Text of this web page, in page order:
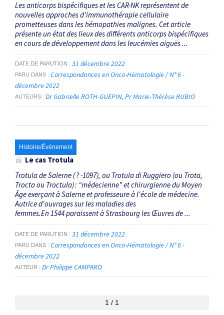
Les anticorps bispécifiques et les CAR-NK représentent de
nouvelles approches d'immunothérapie cellulaire
prometteuses dans les hémopathies malignes. Cet article
présente un état des lieux des différents anticorps bispécifiques
en cours de développement dans les leucémies aiguës ...
DATE DE PARUTION 31 décembre 2022
PARU DANS
Correspondances en Onco-Hématologie / N° 6 -
décembre 2022
AUTEURS Dr Gabrielle ROTH-GUEPIN Pr Marie-Thérèse RUBIO
Histoire/Événement
Le cas Trotula
Trotula de Salerne ( ? -1097), ou Trotula di Ruggiero (ou Trota,
Trocta ou Troctula) : “médecienne” et chirurgienne du Moyen
Âge exerçant à Salerne et professeure à l'école de médecine.
Autrice d'ouvrages sur les maladies des
femmes.En 1544 paraissent à Strasbourg les Œuvres de ...
DATE DE PARUTION 31 décembre 2022
PARU DANS
Correspondances en Onco-Hématologie / N° 6 -
décembre 2022
AUTEUR Dr Philippe CAMPARO
1 / 1